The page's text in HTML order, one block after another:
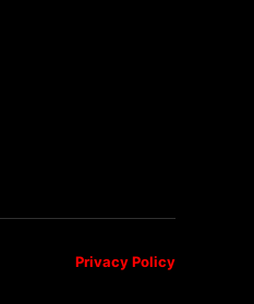
Privacy Policy